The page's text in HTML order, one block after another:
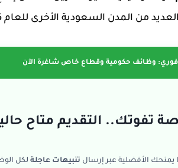
من المدن السعودية الأخرى للعام 2026.
وظائف حكومية وقطاع خاص شاغرة الآن
تفوتك.. التقديم متاح
الأفضلية عبر إرسال تنبيهات عاجلة لكل